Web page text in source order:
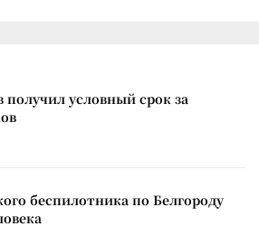
условный срок за
беспилотника по Белгороду